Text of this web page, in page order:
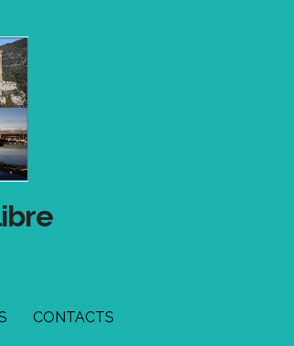
CONTACTS